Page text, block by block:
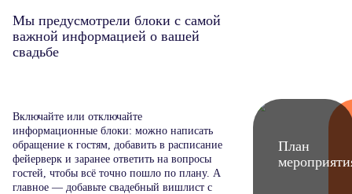
Мы предусмотрели блоки с самой
важной информацией о вашей
свадьбе
Включайте или отключайте
информационные блоки: можно написать
обращение к гостям, добавить в расписание
фейерверк и заранее ответить на вопросы
гостей, чтобы всё точно пошло по плану. А
главное — добавьте свадебный вишлист с
План